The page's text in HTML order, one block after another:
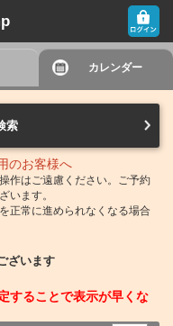
カレンダー
索
のお客様へ
作はご遠慮ください。ご予約
います。
正常に進められなくなる場合
ざいます
することで表示が早くな